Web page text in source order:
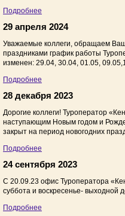
Подробнее
29 апреля 2024
Уважаемые коллеги, обращаем
праздниками график работы
изменен: 29.04, 30.04, 01.05,
Подробнее
28 декабря 2023
Дорогие коллеги! Туроператор
наступающим Новым годом и
закрыт на период новогодних
Подробнее
24 сентября 2023
C 20.09.23 офис Туроператора
суббота и воскресенье- выходной
Подробнее